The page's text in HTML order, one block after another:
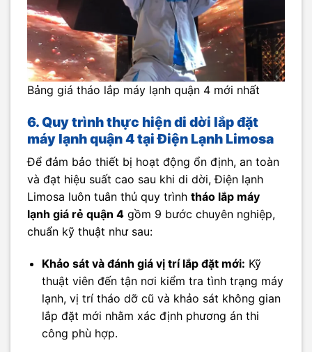
Bảng giá tháo lắp máy lạnh quận 4 mới nhất
6. Quy trình thực hiện di dời lắp đặt
máy lạnh quận 4 tại Điện Lạnh Limosa
Để đảm bảo thiết bị hoạt động ổn định, an toàn
và đạt hiệu suất cao sau khi di dời, Điện lạnh
Limosa luôn tuân thủ quy trình tháo lắp máy
lạnh giá rẻ quận 4 gồm 9 bước chuyên nghiệp,
chuẩn kỹ thuật như sau:
Khảo sát và đánh giá vị trí lắp đặt mới: Kỹ
thuật viên đến tận nơi kiểm tra tình trạng máy
lạnh, vị trí tháo dỡ cũ và khảo sát không gian
lắp đặt mới nhằm xác định phương án thi
công phù hợp.